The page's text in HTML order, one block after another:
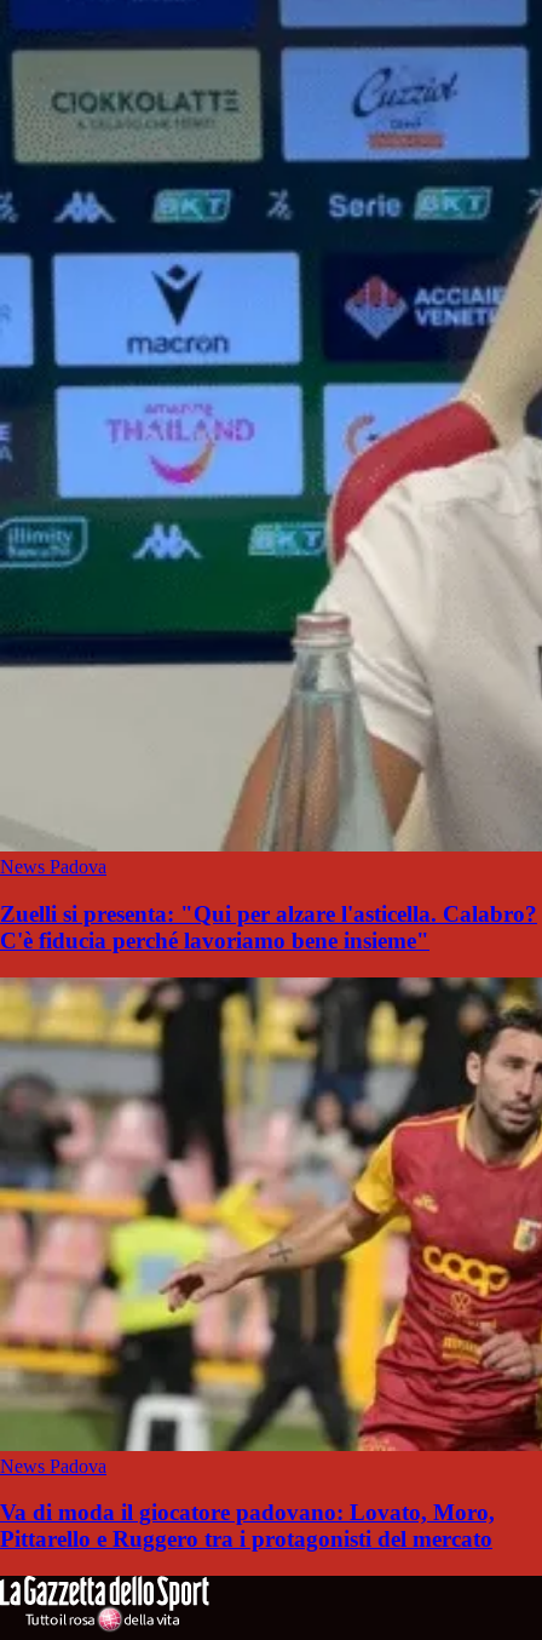
News Padova
Zuelli si presenta: "Qui per alzare l'asticella. Calabro?
C'è fiducia perché lavoriamo bene insieme"
News Padova
Va di moda il giocatore padovano: Lovato, Moro,
Pittarello e Ruggero tra i protagonisti del mercato